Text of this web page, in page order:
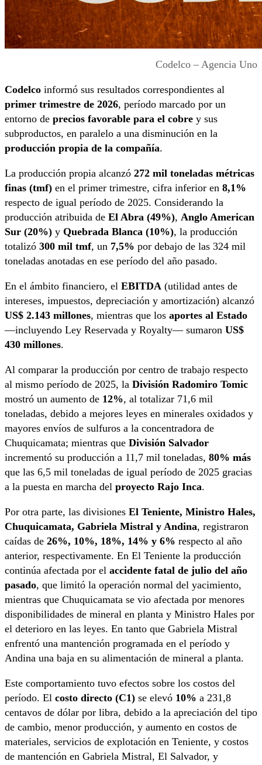
Codelco – Agencia Uno
Codelco informó sus resultados correspondientes al
primer trimestre de 2026, período marcado por un
entorno de precios favorable para el cobre y sus
subproductos, en paralelo a una disminución en la
producción propia de la compañía.
La producción propia alcanzó 272 mil toneladas métricas
finas (tmf) en el primer trimestre, cifra inferior en 8,1%
respecto de igual período de 2025. Considerando la
producción atribuida de El Abra (49%), Anglo American
Sur (20%) y Quebrada Blanca (10%), la producción
totalizó 300 mil tmf, un 7,5% por debajo de las 324 mil
toneladas anotadas en ese período del año pasado.
En el ámbito financiero, el EBITDA (utilidad antes de
intereses, impuestos, depreciación y amortización) alcanzó
US$ 2.143 millones, mientras que los aportes al Estado
—incluyendo Ley Reservada y Royalty— sumaron US$
430 millones.
Al comparar la producción por centro de trabajo respecto
al mismo período de 2025, la División Radomiro Tomic
mostró un aumento de 12%, al totalizar 71,6 mil
toneladas, debido a mejores leyes en minerales oxidados y
mayores envíos de sulfuros a la concentradora de
Chuquicamata; mientras que División Salvador
incrementó su producción a 11,7 mil toneladas, 80% más
que las 6,5 mil toneladas de igual período de 2025 gracias
a la puesta en marcha del proyecto Rajo Inca.
Por otra parte, las divisiones El Teniente, Ministro Hales,
Chuquicamata, Gabriela Mistral y Andina, registraron
caídas de 26%, 10%, 18%, 14% y 6% respecto al año
anterior, respectivamente. En El Teniente la producción
continúa afectada por el accidente fatal de julio del año
pasado, que limitó la operación normal del yacimiento,
mientras que Chuquicamata se vio afectada por menores
disponibilidades de mineral en planta y Ministro Hales por
el deterioro en las leyes. En tanto que Gabriela Mistral
enfrentó una mantención programada en el período y
Andina una baja en su alimentación de mineral a planta.
Este comportamiento tuvo efectos sobre los costos del
período. El costo directo (C1) se elevó 10% a 231,8
centavos de dólar por libra, debido a la apreciación del tipo
de cambio, menor producción, y aumento en costos de
materiales, servicios de explotación en Teniente, y costos
de mantención en Gabriela Mistral, El Salvador, y